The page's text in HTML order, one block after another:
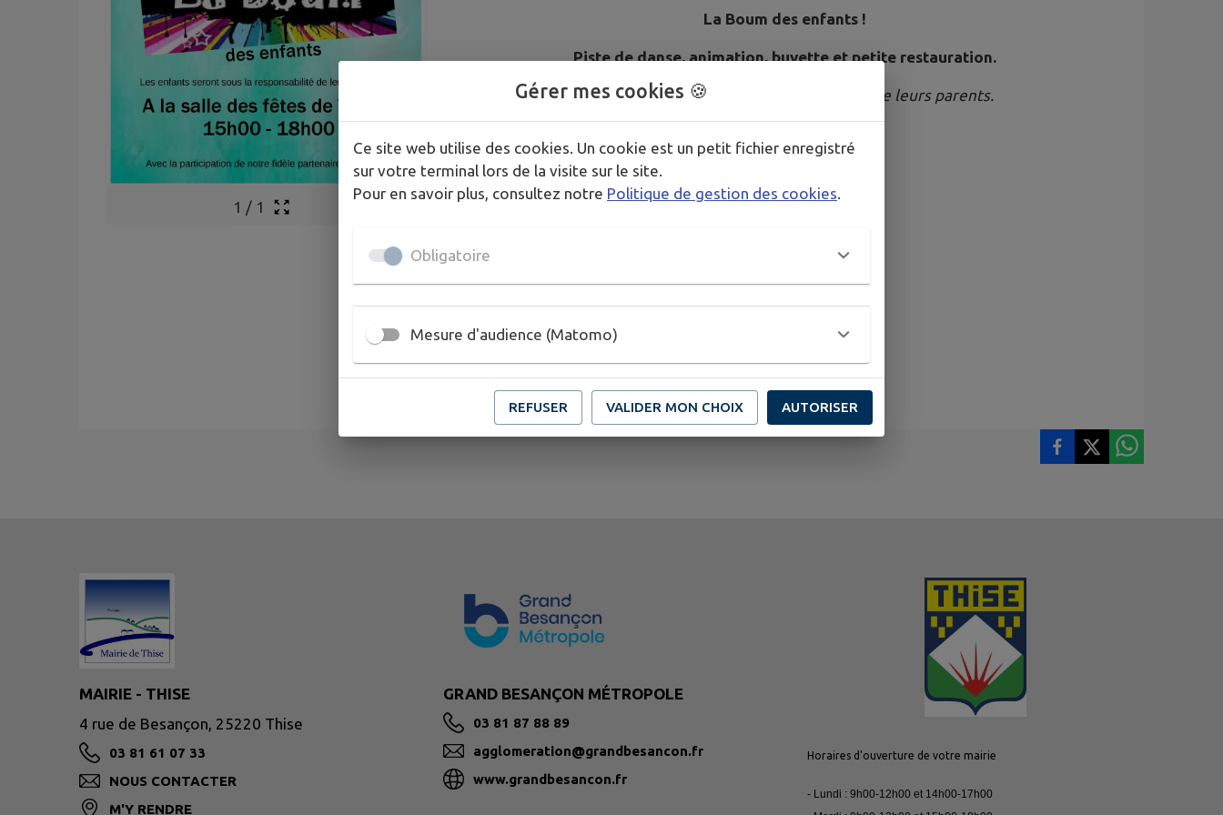
1 / 1
La Boum des enfants !
Piste de danse, animation, buvette et petite restauration.
Les enfants seront sous la responsabilité de leurs parents.
MAIRIE - THISE
4 rue de Besançon, 25220 Thise
03 81 61 07 33
NOUS CONTACTER
M'Y RENDRE
GRAND BESANÇON MÉTROPOLE
03 81 87 88 89
agglomeration@grandbesancon.fr
www.grandbesancon.fr
Horaires d'ouverture de votre mairie
- Lundi : 9h00-12h00 et 14h00-17h00
Gérer mes cookies 🍪
Ce site web utilise des cookies. Un cookie est un petit fichier enregistré
sur votre terminal lors de la visite sur le site.
Pour en savoir plus, consultez notre Politique de gestion des cookies
Obligatoire
Mesure d'audience (Matomo)
REFUSER VALIDER MON CHOIX AUTORISER